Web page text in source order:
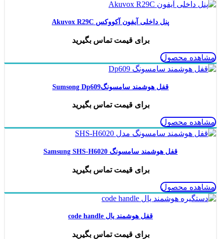
پنل داخلی آیفون آکووکس Akuvox R29C
برای قیمت تماس بگیرید
مشاهده محصول
قفل هوشمند سامسونگSumsong Dp609
برای قیمت تماس بگیرید
مشاهده محصول
قفل هوشمند سامسونگ Samsung SHS-H6020
برای قیمت تماس بگیرید
مشاهده محصول
قفل هوشمند یال code handle
برای قیمت تماس بگیرید